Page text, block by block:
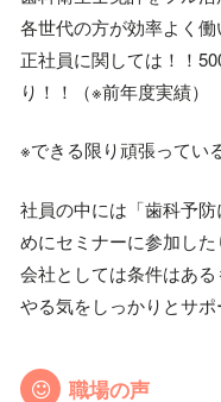
各世代の方が効率よく働
正社員に関しては！！
り！！（※前年度実績）
※できる限り頑張ってい
社員の中には「歯科予
めにセミナーに参加した
会社としては条件はあ
やる気をしっかりとサ
職場の声